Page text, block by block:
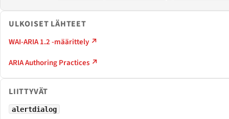
ULKOISET LÄHTEET
WAI-ARIA 1.2 -määrittely ↗
ARIA Authoring Practices ↗
LIITTYVÄT
alertdialog